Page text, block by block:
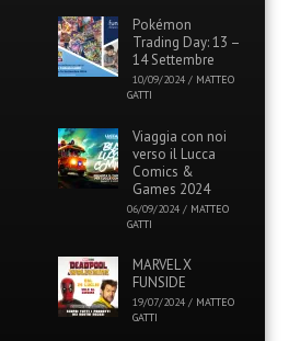
Pokémon
Trading Day: 13 –
14 Settembre
10/09/2024 / MATTEO
GATTI
Viaggia con noi
verso il Lucca
Comics &
Games 2024
06/09/2024 / MATTEO
GATTI
MARVEL X
FUNSIDE
19/07/2024 / MATTEO
GATTI